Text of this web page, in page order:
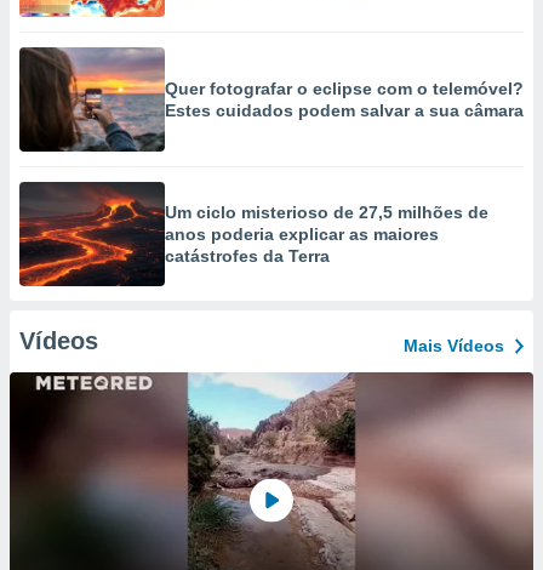
Quer fotografar o eclipse com o telemóvel?
Estes cuidados podem salvar a sua câmara
Um ciclo misterioso de 27,5 milhões de
anos poderia explicar as maiores
catástrofes da Terra
Vídeos Mais Vídeos